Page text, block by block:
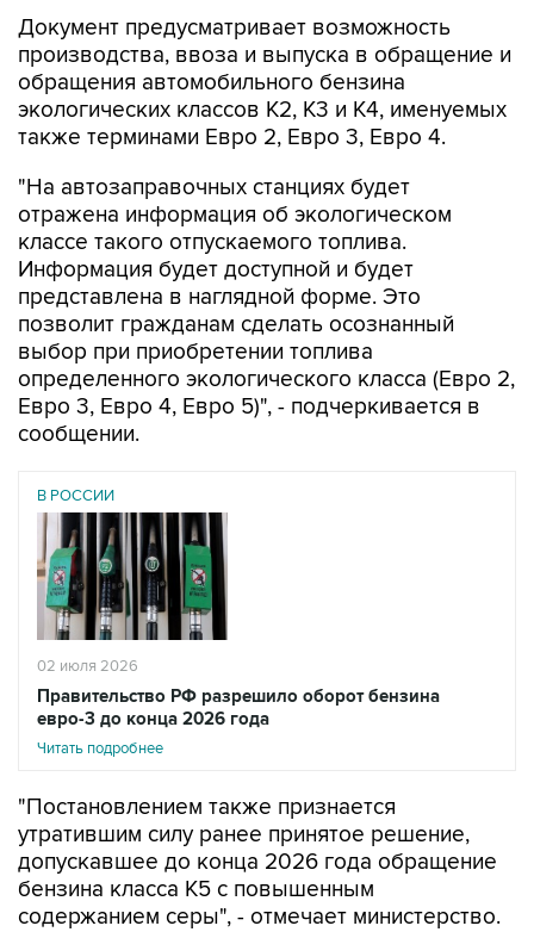
Документ предусматривает возможность
производства, ввоза и выпуска в обращение и
обращения автомобильного бензина
экологических классов К2, К3 и К4, именуемых
также терминами Евро 2, Евро 3, Евро 4.
"На автозаправочных станциях будет
отражена информация об экологическом
классе такого отпускаемого топлива.
Информация будет доступной и будет
представлена в наглядной форме. Это
позволит гражданам сделать осознанный
выбор при приобретении топлива
определенного экологического класса (Евро 2,
Евро 3, Евро 4, Евро 5)", - подчеркивается в
сообщении.
В РОССИИ
02 июля 2026
Правительство РФ разрешило оборот бензина
евро-3 до конца 2026 года
Читать подробнее
"Постановлением также признается
утратившим силу ранее принятое решение,
допускавшее до конца 2026 года обращение
бензина класса К5 с повышенным
содержанием серы", - отмечает министерство.